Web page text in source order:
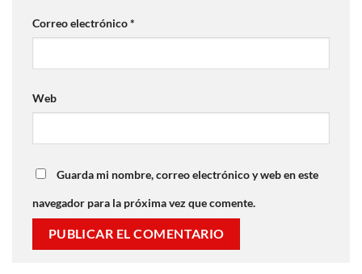
Correo electrónico*
Web
Guarda mi nombre, correo electrónico y web en este
navegador para la próxima vez que comente.